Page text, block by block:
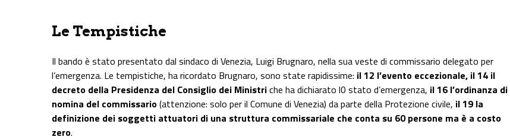
Le Tempistiche
Il bando è stato presentato dal sindaco di Venezia, Luigi Brugnaro, nella sua veste di commissario delegato per
l’emergenza. Le tempistiche, ha ricordato Brugnaro, sono state rapidissime: il 12 l’evento eccezionale, il 14 il
decreto della Presidenza del Consiglio dei Ministriche ha dichiarato l0 stato d’emergenza, il 16 l’ordinanza di
nomina del commissario(attenzione: solo per il Comune di Venezia) da parte della Protezione civile, il 19 la
definizione dei soggetti attuatori di una struttura commissariale che conta su 60 persone ma è a costo
zero.